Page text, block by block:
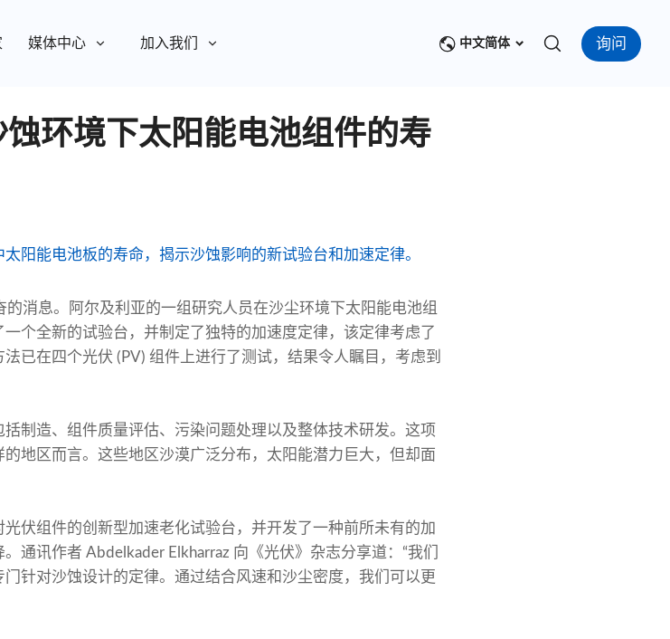
媒体中心 加入我们 中文简体 询问
环境下太阳能电池组件的寿
阳能电池板的寿命，揭示沙蚀影响的新试验台和加速定律。
消息。阿尔及利亚的一组研究人员在沙尘环境下太阳能电池组
个全新的试验台，并制定了独特的加速度定律，该定律考虑了
已在四个光伏 (PV) 组件上进行了测试，结果令人瞩目，考虑到
制造、组件质量评估、污染问题处理以及整体技术研发。这项
地区而言。这些地区沙漠广泛分布，太阳能潜力巨大，但却面
伏组件的创新型加速老化试验台，并开发了一种前所未有的加
通讯作者 Abdelkader Elkharraz 向《光伏》杂志分享道：“我们
针对沙蚀设计的定律。通过结合风速和沙尘密度，我们可以更